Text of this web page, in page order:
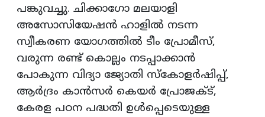
പങ്കുവച്ചു. ചിക്കാഗോ മലയാളി
അസോസിയേഷന്‍ ഹാളില്‍ നടന്ന
സ്വീകരണ യോഗത്തില്‍ ടീം പ്രോമീസ്,
വരുന്ന രണ്ട് കൊല്ലം നടപ്പാക്കാന്‍
പോകുന്ന വിദ്യാ ജ്യോതി സ്‌കോളര്‍ഷിപ്പ്,
ആര്‍ദ്രം കാന്‍സര്‍ കെയര്‍ പ്രോജക്ട്,
കേരള പഠന പദ്ധതി ഉള്‍പ്പെടെയുള്ള